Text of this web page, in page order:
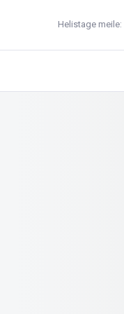
Helistage meile: